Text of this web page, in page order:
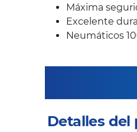
Máxima
Excelente
Neumáticos
Detalles